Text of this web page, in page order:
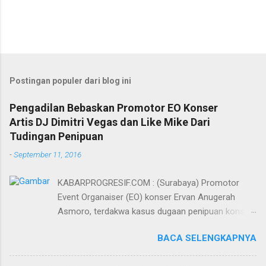
Postingan populer dari blog ini
Pengadilan Bebaskan Promotor EO Konser
Artis DJ Dimitri Vegas dan Like Mike Dari
Tudingan Penipuan
-September 11, 2016
KABARPROGRESIF.COM : (Surabaya) Promotor
Event Organaiser (EO) konser Ervan Anugerah
Asmoro, terdakwa kasus dugaan penipuan konser
dari tuntutan 1,5 tahun penjara yang diajukan Jaksa
Penuntut Umum (JPU) Darwis dari Kejari Surabaya.
BACA SELENGKAPNYA